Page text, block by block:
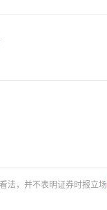
法，并不表明证券时报立场